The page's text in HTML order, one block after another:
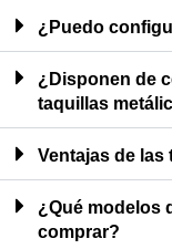
¿Puedo
¿Disponen de
taquillas
Ventajas de
¿Qué modelos
comprar?